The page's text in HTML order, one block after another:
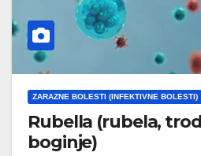
ZARAZNE BOLESTI (INFEKTIVNE BOLESTI)
Rubella (rubela,
boginje)